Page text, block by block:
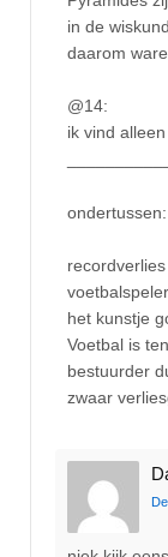
in de
daarom
@14:
ik vind
ondertussen:
het kunstje
Voetbal is
bestuurder
zwaar